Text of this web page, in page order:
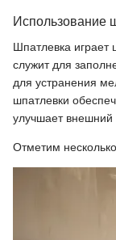
Использование
Шпатлевка играет
служит для
для устранения
шпатлевки
улучшает внешний
Отметим